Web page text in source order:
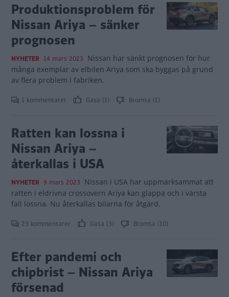
Produktionsproblem för
Nissan Ariya – sänker
prognosen
NYHETER 14 mars 2023 Nissan har sänkt prognosen för hur
många exemplar av elbilen Ariya som ska byggas på grund
av flera problem i fabriken.
1 kommentarer Gasa (1) Bromsa (1)
Ratten kan lossna i
Nissan Ariya –
återkallas i USA
NYHETER 9 mars 2023 Nissan i USA har uppmärksammat att
ratten i eldrivna crossovern Ariya kan glappa och i värsta
fall lossna. Nu återkallas bilarna för åtgärd.
23 kommentarer Gasa (3) Bromsa (10)
Efter pandemi och
chipbrist – Nissan Ariya
försenad